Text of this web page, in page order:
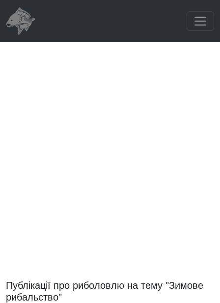
Публікації про риболовлю на тему "Зимове
рибальство"